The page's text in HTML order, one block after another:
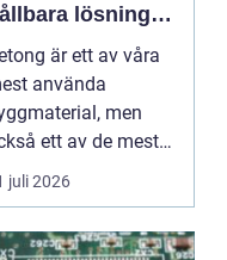
lösningar
grund, golv
utemiljö
är ett av våra
använda
men
ett av de mest
Många
juli 2026